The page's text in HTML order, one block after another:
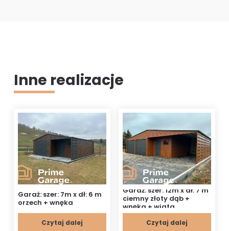
Inne realizacje
Garaż: szer: 7m x dł: 6 m
orzech + wnęka
Czytaj dalej
Garaż: szer: 12m x dł: 7 m
ciemny złoty dąb +
wnęka + wiata
Czytaj dalej